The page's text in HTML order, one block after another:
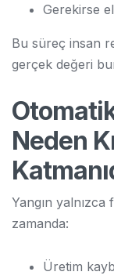
Gerekirse
Bu süreç insan
gerçek değeri
Neden
Yangın
zamanda:
Üretim